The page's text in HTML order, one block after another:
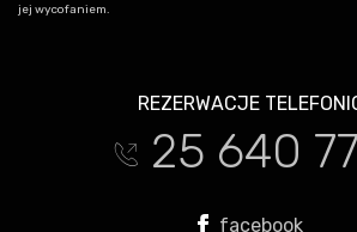
jej wycofaniem.
REZERWACJE
t 25 640
facebook